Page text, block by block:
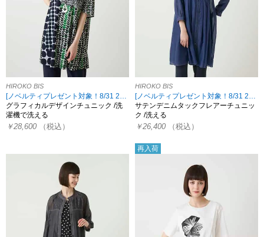
HIROKO BIS
[ノベルティプレゼント対象！8/31 23:59まで HIROKO限定]
グラフィカルデザインチュニック /洗
濯機で洗える
￥28,600 （税込）
HIROKO BIS
[ノベルティプレゼント対象！8/31 23:59まで HIROKO限定]
サテンデニムタックフレアーチュニッ
ク /洗える
￥26,400 （税込）
再入荷